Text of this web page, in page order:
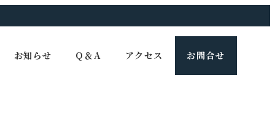
お知らせ Q＆A アクセス お問合せ